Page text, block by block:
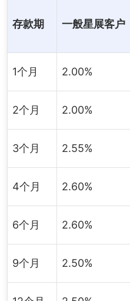
存款期 一般星展客户
1个月 2.00%
2个月 2.00%
3个月 2.55%
4个月 2.60%
6个月 2.60%
9个月 2.50%